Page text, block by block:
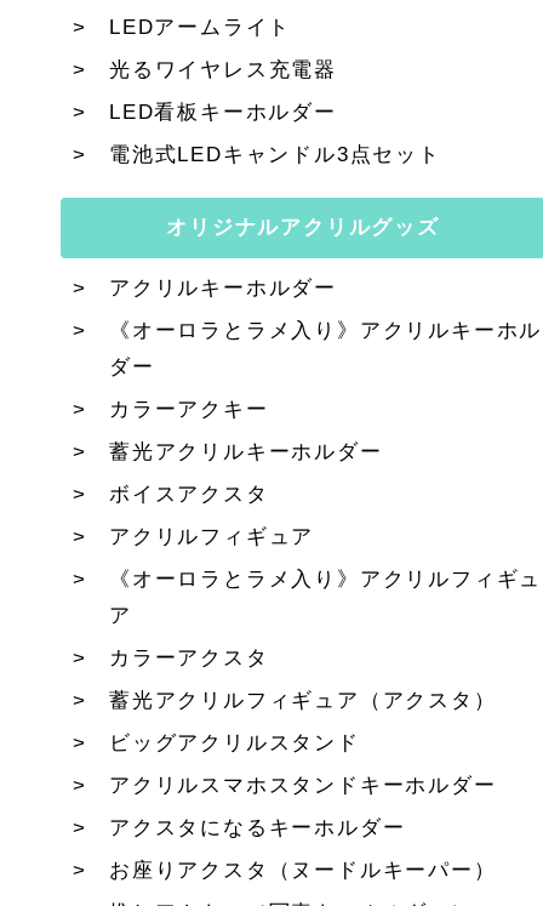
LEDアームライト
光るワイヤレス充電器
LED看板キーホルダー
電池式LEDキャンドル3点セット
オリジナルアクリルグッズ
アクリルキーホルダー
《オーロラとラメ入り》アクリルキーホル
ダー
カラーアクキー
蓄光アクリルキーホルダー
ボイスアクスタ
アクリルフィギュア
《オーロラとラメ入り》アクリルフィギュ
ア
カラーアクスタ
蓄光アクリルフィギュア（アクスタ）
ビッグアクリルスタンド
アクリルスマホスタンドキーホルダー
アクスタになるキーホルダー
お座りアクスタ（ヌードルキーパー）